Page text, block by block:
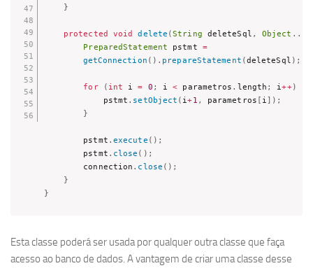
}
protected void delete (String deleteSql , Object . .
PreparedStatement pstmt =
getConnection ( ) . prepareStatement (deleteSql ) ;
for ( int i = 0 ; i < parametros . length ; i++)
            pstmt
. setObject ( i+1 , parametros [ i ] ) ;
}
        pstmt
. execute ( ) ;
        pstmt
. close ( ) ;
        connection
. close ( ) ;
}
}
Esta classe poderá ser usada por qualquer outra classe que faça
acesso ao banco de dados. A vantagem de criar uma classe desse